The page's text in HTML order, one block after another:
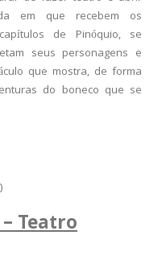
em que recebem os
de Pinóquio, se
seus personagens e
que mostra, de forma
do boneco que se
Teatro